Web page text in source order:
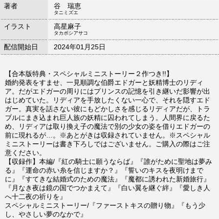
著者
谷 瑞恵
タニミズエ
イラスト 高星麻子
タカボシアサコ
配信開始日 2024年01月25日
【合本版特典・スペシャルミニストーリー２作つき!!】
婚約発表をすませ、一見順調な伯爵エドガーと妖精博士のリディ
ア。だがエドガーの周りにはプリンスの記憶を引き継いだ影響が出
はじめていた。リディアを手放したくない一心で、それを隠すエド
ガー。真実を話さない彼にもどかしさを感じるリディアだが、トラ
ブルにまき込まれ巨人族の妖精に囚われてしまう。人間界に戻るた
め、リディアは取り換え子の魔法で別の少女の姿を借りエドガーの
前に現れるが…。※あとがきは収録されていません。※スペシャル
ミニストーリーは書き下ろしではございません。ご購入の際はご注
意ください。
【収録作】本編/『紅の騎士に願うならば』『誰がために聖地は夢み
る』『運命の赤い糸を信じますか？』『誓いのキスを夜明けまで
に』『すてきな結婚式のための魔法』『魔都に誘われた新婚旅行』
『月なき夜は鏡の国でつかまえて』『白い翼を継ぐ絆』『愛しき人
へ十二夜の祈りを』
スペシャルミニストーリー/『ファーストキスの贈り物』『もう少
し、やさしい夢のなかで』